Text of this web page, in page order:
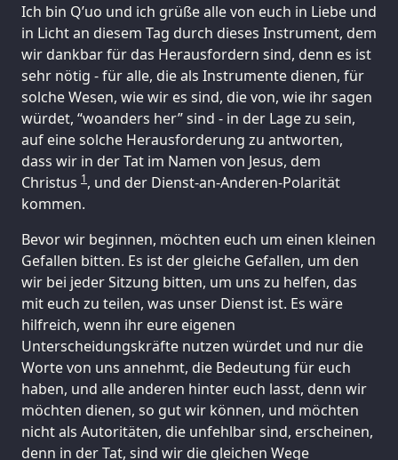
Ich bin Q’uo und ich grüße alle von euch in Liebe und
in Licht an diesem Tag durch dieses Instrument, dem
wir dankbar für das Herausfordern sind, denn es ist
sehr nötig - für alle, die als Instrumente dienen, für
solche Wesen, wie wir es sind, die von, wie ihr sagen
würdet, “woanders her” sind - in der Lage zu sein,
auf eine solche Herausforderung zu antworten,
dass wir in der Tat im Namen von Jesus, dem
Christus 1, und der Dienst-an-Anderen-Polarität
kommen.
Bevor wir beginnen, möchten euch um einen kleinen
Gefallen bitten. Es ist der gleiche Gefallen, um den
wir bei jeder Sitzung bitten, um uns zu helfen, das
mit euch zu teilen, was unser Dienst ist. Es wäre
hilfreich, wenn ihr eure eigenen
Unterscheidungskräfte nutzen würdet und nur die
Worte von uns annehmt, die Bedeutung für euch
haben, und alle anderen hinter euch lasst, denn wir
möchten dienen, so gut wir können, und möchten
nicht als Autoritäten, die unfehlbar sind, erscheinen,
denn in der Tat, sind wir die gleichen Wege